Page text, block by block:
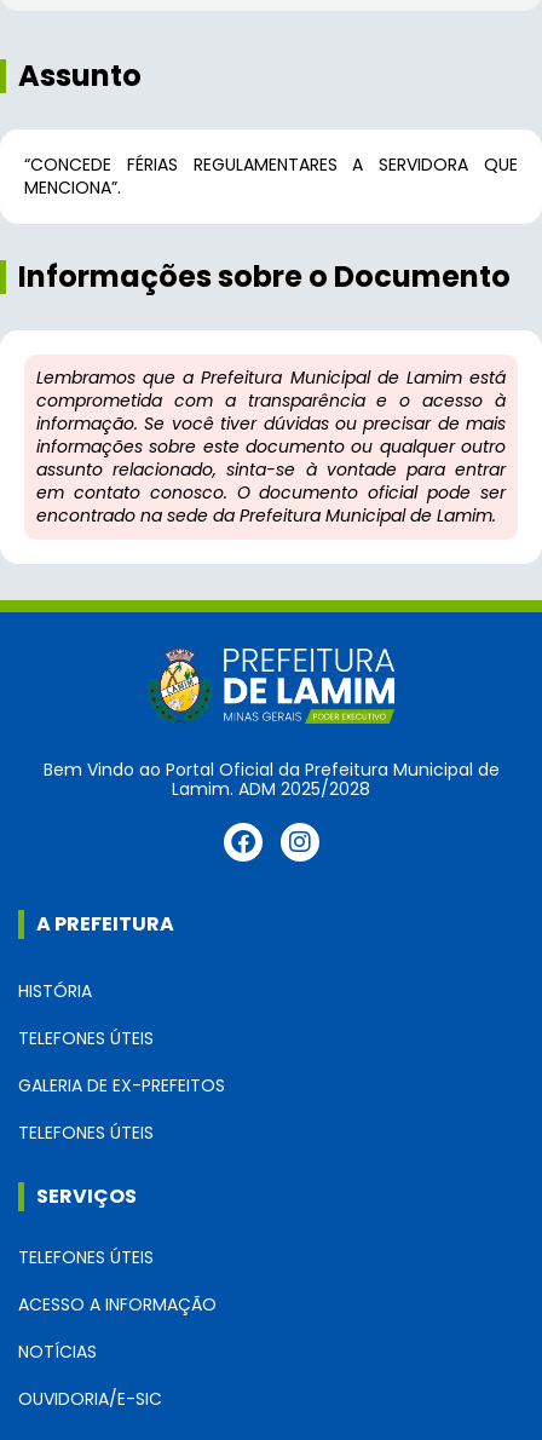
Assunto
“CONCEDE FÉRIAS REGULAMENTARES A SERVIDORA QUE
MENCIONA”.
Informações sobre o Documento
Lembramos que a Prefeitura Municipal de Lamim está
comprometida com a transparência e o acesso à
informação. Se você tiver dúvidas ou precisar de mais
informações sobre este documento ou qualquer outro
assunto relacionado, sinta-se à vontade para entrar
em contato conosco. O documento oficial pode ser
encontrado na sede da Prefeitura Municipal de Lamim.
Bem Vindo ao Portal Oficial da Prefeitura Municipal de
Lamim. ADM 2025/2028
A PREFEITURA
HISTÓRIA
TELEFONES ÚTEIS
GALERIA DE EX-PREFEITOS
TELEFONES ÚTEIS
SERVIÇOS
TELEFONES ÚTEIS
ACESSO A INFORMAÇÃO
NOTÍCIAS
OUVIDORIA/E-SIC